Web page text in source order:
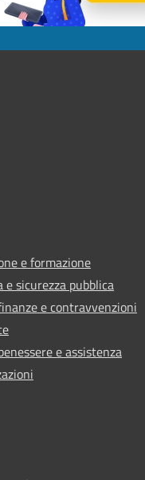
e formazione
e sicurezza pubblica
e contravvenzioni
e assistenza